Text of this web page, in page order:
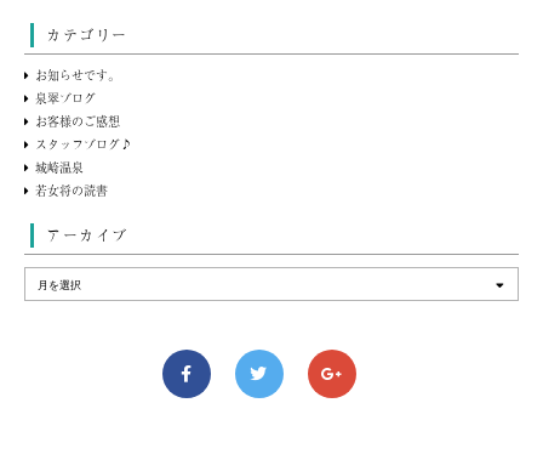
カテゴリー
お知らせです。
泉翠ブログ
お客様のご感想
スタッフブログ♪
城崎温泉
若女将の読書
アーカイブ